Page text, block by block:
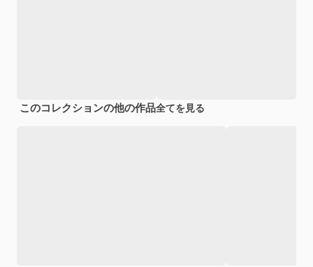
このコレクションの他の作品全てを見る